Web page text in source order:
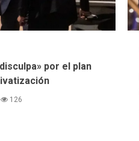
por el plan
126